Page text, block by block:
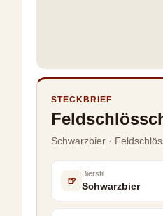
STECKBRIEF
Schwarzbier ·
🍺
Bierstil
Schwarzbier